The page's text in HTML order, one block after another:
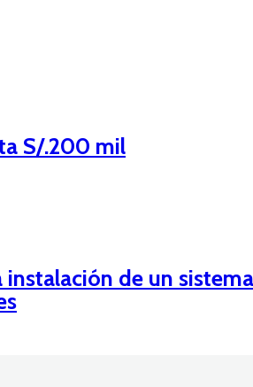
S/.200 mil
de un